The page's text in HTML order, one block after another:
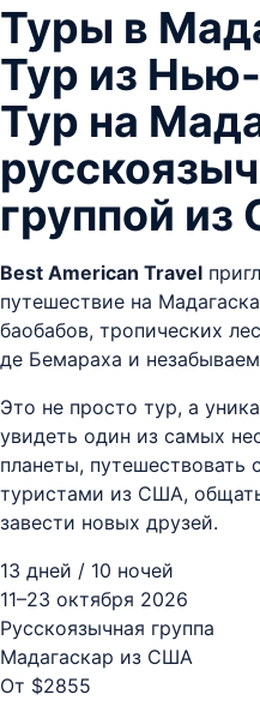
Туры в
Тур из
Тур на
группой
Best American Travel
путешествие на
баобабов, тропических
де Бемараха и
Это не просто тур, а
увидеть один из самых
планеты, путешествовать
туристами из США,
завести новых друзей.
13 дней / 10 ночей
11–23 октября 2026
Русскоязычная группа
Мадагаскар из США
От $2855